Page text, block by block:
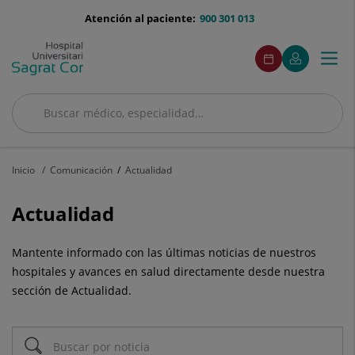
menu-
900 301 013
Atención al paciente:
Buscar
Buscar
menuAcceso
Pedir
cita
Este
enlace
se
en
Mi
Quirónsalud
Este
enlace
se
en
ventana
Menú
Inicio Comunicación Actualidad
Actualidad
Mantente informado con las últimas noticias de nuestros
hospitales y avances en salud directamente desde nuestra
sección de Actualidad.